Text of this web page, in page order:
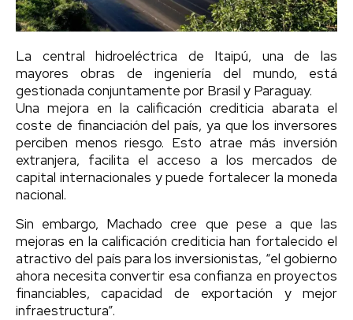
La central hidroeléctrica de Itaipú, una de las
mayores obras de ingeniería del mundo, está
gestionada conjuntamente por Brasil y Paraguay.
Una mejora en la calificación crediticia abarata el
coste de financiación del país, ya que los inversores
perciben menos riesgo. Esto atrae más inversión
extranjera, facilita el acceso a los mercados de
capital internacionales y puede fortalecer la moneda
nacional.
Sin embargo, Machado cree que pese a que las
mejoras en la calificación crediticia han fortalecido el
atractivo del país para los inversionistas, “el gobierno
ahora necesita convertir esa confianza en proyectos
financiables, capacidad de exportación y mejor
infraestructura”.